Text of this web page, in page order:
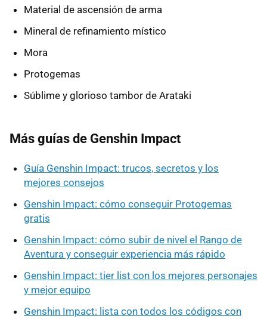
Material de ascensión de arma
Mineral de refinamiento místico
Mora
Protogemas
Súblime y glorioso tambor de Arataki
Más guías de Genshin Impact
Guía Genshin Impact: trucos, secretos y los
mejores consejos
Genshin Impact: cómo conseguir Protogemas
gratis
Genshin Impact: cómo subir de nivel el Rango de
Aventura y conseguir experiencia más rápido
Genshin Impact: tier list con los mejores personajes
y mejor equipo
Genshin Impact: lista con todos los códigos con